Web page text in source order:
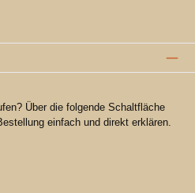
Über die folgende Schaltfläche
einfach und direkt erklären.